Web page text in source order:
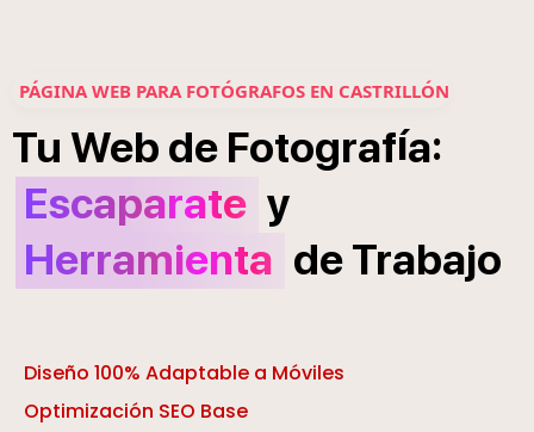
PÁGINA WEB PARA FOTÓGRAFOS EN CASTRILLÓN
Tu Web de Fotografía:
Escaparate y
Herramienta deTrabajo
Diseño 100% Adaptable a Móviles
Optimización SEO Base